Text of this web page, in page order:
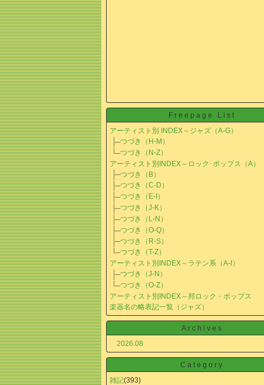
Freepage List
アーティスト別 INDEX～ジャズ（A-G）
つづき（H-M）
つづき（N-Z）
アーティスト別INDEX～ロック･ポップス（A）
つづき（B）
つづき（C-D）
つづき（E-I）
つづき（J-K）
つづき（L-N）
つづき（O-Q）
つづき（R-S）
つづき（T-Z）
アーティスト別INDEX～ラテン系（A-I）
つづき（J-N）
つづき（O-Z）
アーティスト別INDEX～邦ロック・ポップス
楽器名の略表記一覧（ジャズ）
Archives
2026.08
Category
雑記(393)